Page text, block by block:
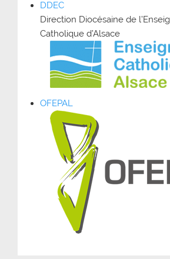
DDEC
Direction Diocésaine de
Catholique d’Alsace
OFEPAL